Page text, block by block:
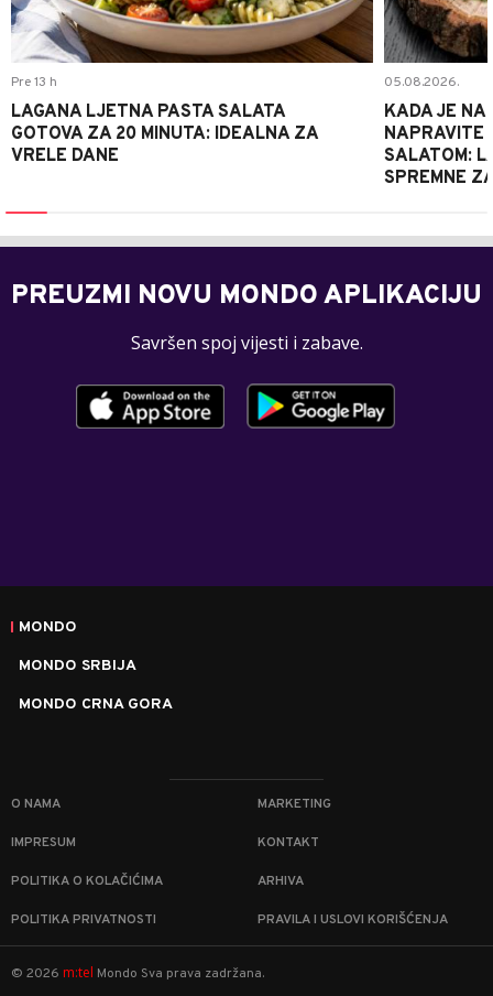
Pre 13 h
LAGANA LJETNA PASTA SALATA
GOTOVA ZA 20 MINUTA: IDEALNA ZA
VRELE DANE
05.08.2026.
KADA JE
NAPRAVITE
SALATOM:
SPREMNE
PREUZMI NOVU MONDO APLIKACIJU
Savršen spoj vijesti i zabave.
MONDO
MONDO SRBIJA
MONDO CRNA GORA
O NAMA MARKETING
IMPRESUM KONTAKT
POLITIKA O KOLAČIĆIMA ARHIVA
POLITIKA PRIVATNOSTI PRAVILA I USLOVI KORIŠĆENJA
© 2026 m:tel Mondo Sva prava zadržana.